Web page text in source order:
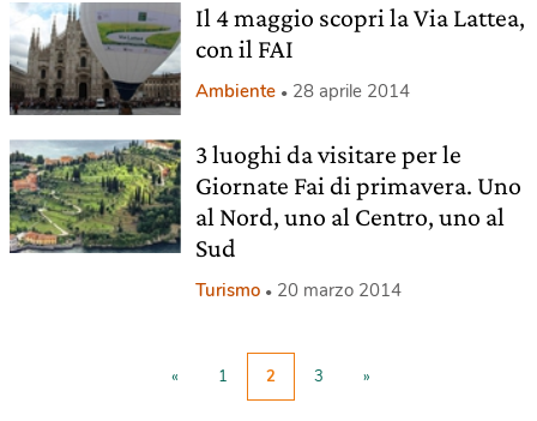
Il 4 maggio scopri la Via Lattea,
con il FAI
Ambiente 28 aprile 2014
3 luoghi da visitare per le
Giornate Fai di primavera. Uno
al Nord, uno al Centro, uno al
Sud
Turismo 20 marzo 2014
« 1 2 3 »